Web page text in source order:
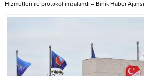
Hizmetleri ile protokol imzalandı – Birlik Haber Ajansı